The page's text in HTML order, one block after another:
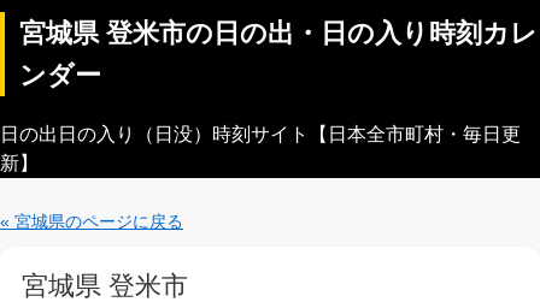
宮城県 登米市の日の出・日の入り時刻カレ
ンダー
日の出日の入り（日没）時刻サイト【日本全市町村・毎日更
新】
« 宮城県のページに戻る
宮城県 登米市